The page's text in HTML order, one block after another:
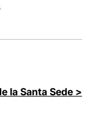
la Santa Sede >